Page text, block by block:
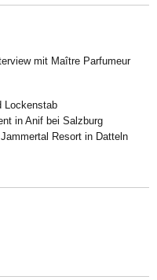
mit Maître Parfumeur
Lockenstab
in Anif bei Salzburg
Resort in Datteln